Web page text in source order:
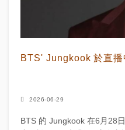
BTS' Jungkook 於直播
2026-06-29
BTS 的 Jungkook 在6月28